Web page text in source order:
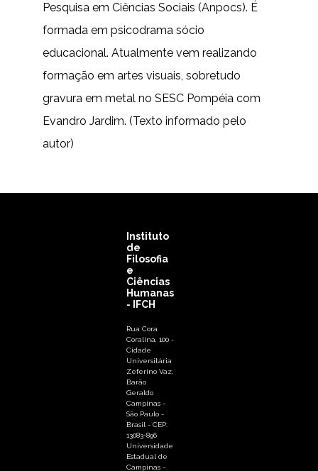
Pesquisa em Ciências Sociais (Anpocs). É
formada em psicodrama sócio
educacional. Atualmente vem realizando
formação em artes visuais, sobretudo
gravura em metal no SESC Pompéia com
Evandro Jardim. (Texto informado pelo
autor)
Instituto
de
Filosofia
e
Ciências
Humanas
- IFCH
Rua Cora
Coralina, 100 -
Cidade
Universitária
Zeferino Vaz,
Barão
Geraldo
Campinas -
São Paulo -
Brasil - CEP:
13083-896
Universidade
Estadual de
Campinas -